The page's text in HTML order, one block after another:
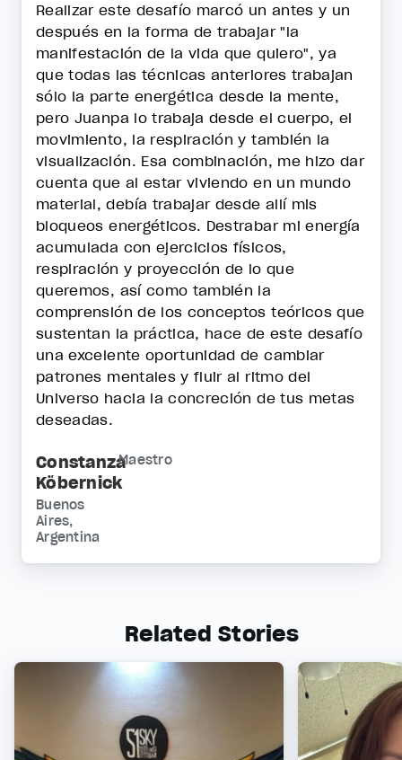
Realizar este desafío marcó un antes y un
después en la forma de trabajar "la
manifestación de la vida que quiero", ya
que todas las técnicas anteriores trabajan
sólo la parte energética desde la mente,
pero Juanpa lo trabaja desde el cuerpo, el
movimiento, la respiración y también la
visualización. Esa combinación, me hizo dar
cuenta que al estar viviendo en un mundo
material, debía trabajar desde allí mis
bloqueos energéticos. Destrabar mi energía
acumulada con ejercicios físicos,
respiración y proyección de lo que
queremos, así como también la
comprensión de los conceptos teóricos que
sustentan la práctica, hace de este desafío
una excelente oportunidad de cambiar
patrones mentales y fluir al ritmo del
Universo hacia la concreción de tus metas
deseadas.
Constanza
Köbernick
Maestro
Buenos
Aires,
Argentina
Related Stories